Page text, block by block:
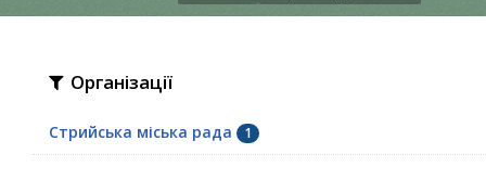
Організації
Стрийська міська рада 1